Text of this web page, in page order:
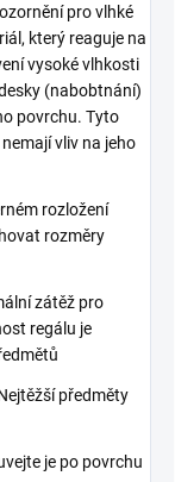
pro vlhké
který reaguje na
vysoké vlhkosti
(nabobtnání)
povrchu. Tyto
vliv na jeho
rozložení
rozměry
zátěž pro
regálu je
předměty
je po povrchu